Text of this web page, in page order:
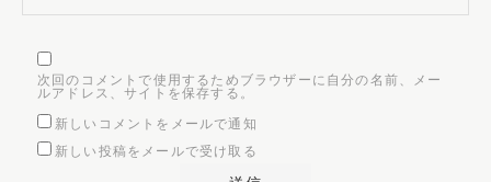
次回のコメントで使用するためブラウザーに自分の名前、メー
ルアドレス、サイトを保存する。
新しいコメントをメールで通知
新しい投稿をメールで受け取る